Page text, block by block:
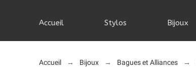
Accueil Stylos Bijoux
Accueil Bijoux Bagues et Alliances